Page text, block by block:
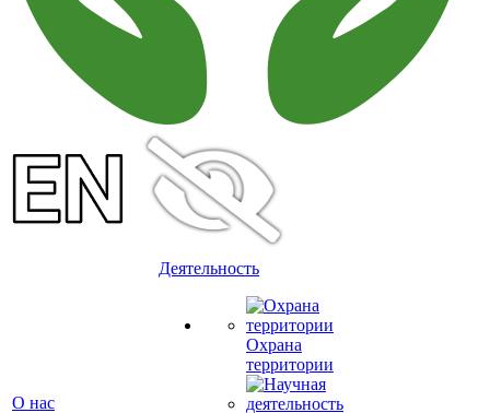
О нас
Деятельность
Охрана
территории